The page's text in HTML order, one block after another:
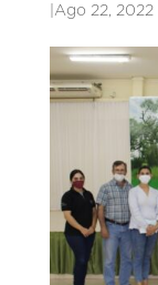
Ago 22, 2022